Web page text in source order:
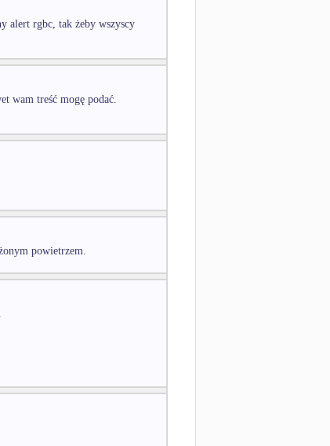
alert rgbc, tak żeby wszyscy
wam treść mogę podać.
powietrzem.